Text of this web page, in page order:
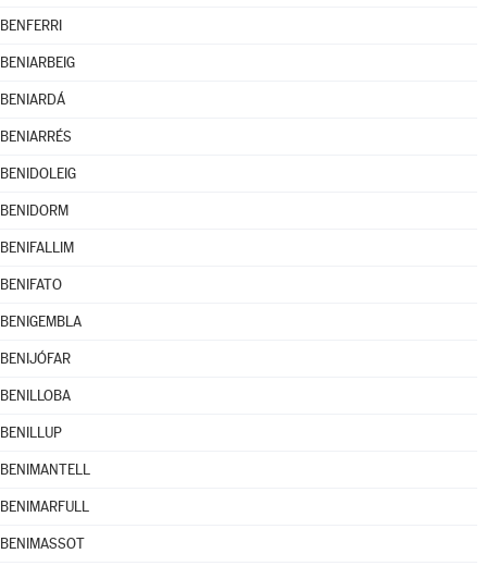
BENFERRI
BENIARBEIG
BENIARDÁ
BENIARRÉS
BENIDOLEIG
BENIDORM
BENIFALLIM
BENIFATO
BENIGEMBLA
BENIJÓFAR
BENILLOBA
BENILLUP
BENIMANTELL
BENIMARFULL
BENIMASSOT